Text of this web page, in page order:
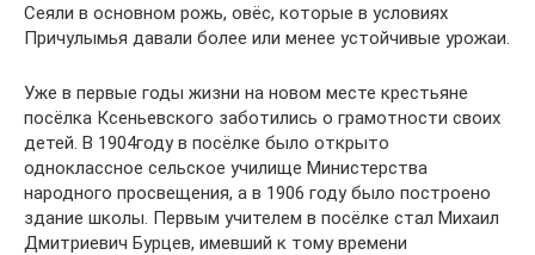
Сеяли в основном рожь, овёс, которые в условиях
Причулымья давали более или менее устойчивые урожаи.
Уже в первые годы жизни на новом месте крестьяне
посёлка Ксеньевского заботились о грамотности своих
детей. В 1904году в посёлке было открыто
одноклассное сельское училище Министерства
народного просвещения, а в 1906 году было построено
здание школы. Первым учителем в посёлке стал Михаил
Дмитриевич Бурцев, имевший к тому времени